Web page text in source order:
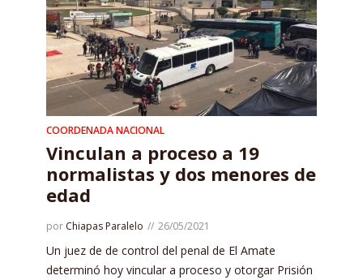
COORDENADA NACIONAL
Vinculan a proceso a 19
normalistas y dos menores de
edad
por Chiapas Paralelo 26/05/2021
Un juez de de control del penal de El Amate
determinó hoy vincular a proceso y otorgar Prisión